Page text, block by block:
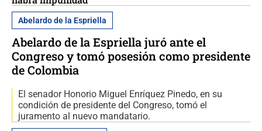
Abelardo de la Espriella
Abelardo de la Espriella juró ante el
Congreso y tomó posesión como presidente
de Colombia
El senador Honorio Miguel Enríquez Pinedo, en su
condición de presidente del Congreso, tomó el
juramento al nuevo mandatario.